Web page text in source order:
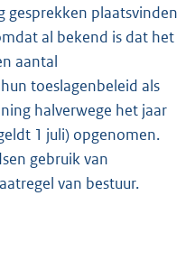
gesprekken plaatsvinden
al bekend is dat het
aantal
toeslagenbeleid als
halverwege het jaar
1 juli) opgenomen.
gebruik van
van bestuur.